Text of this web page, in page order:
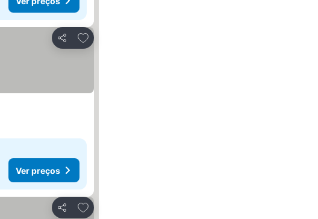
Partilhar
Adicionar aos favoritos
Ver preços
Partilhar
Adicionar aos favoritos